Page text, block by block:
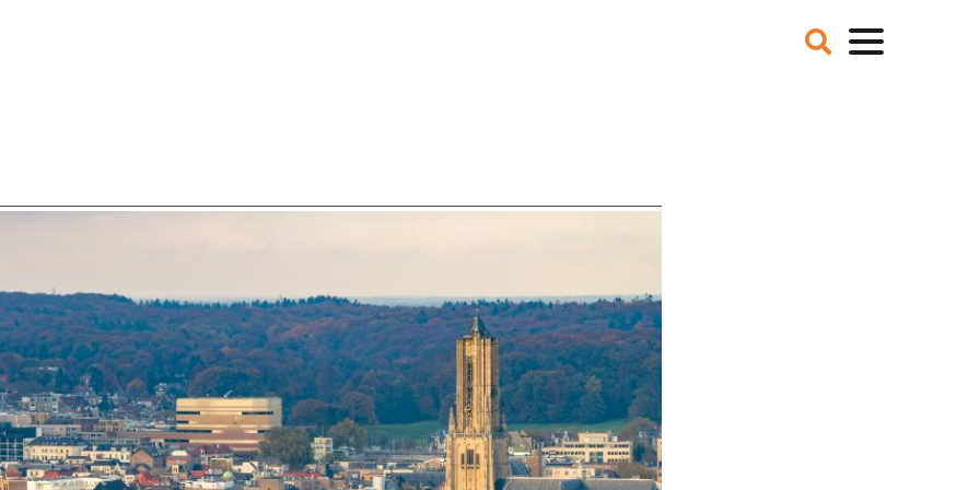
OVER ROOD
DOORBRAAKMETHODE
COLLECTIEF SCHULDREGELEN
DE VOORZIENINGENWIJZER
NEDERLANDSE SCHULDHULPROUTE (NSR)
ONZE PARTNERS
OVER NCFG